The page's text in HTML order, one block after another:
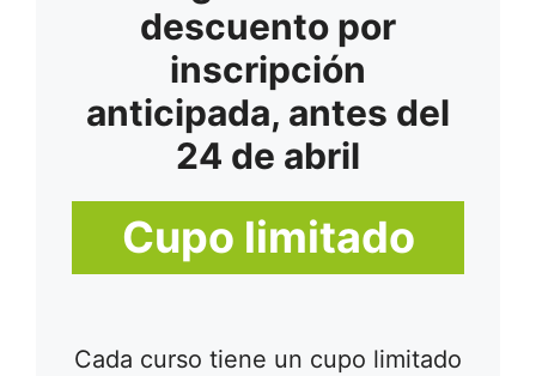
descuento por
inscripción
anticipada, antes del
24 de abril
Cupo limitado
Cada curso tiene un cupo limitado